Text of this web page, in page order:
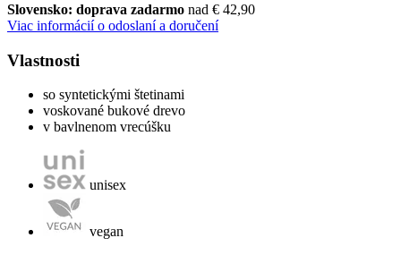
Slovensko: doprava zadarmo nad € 42,90
Viac informácií o odoslaní a doručení
Vlastnosti
so syntetickými štetinami
voskované bukové drevo
v bavlnenom vrecúšku
unisex
vegan